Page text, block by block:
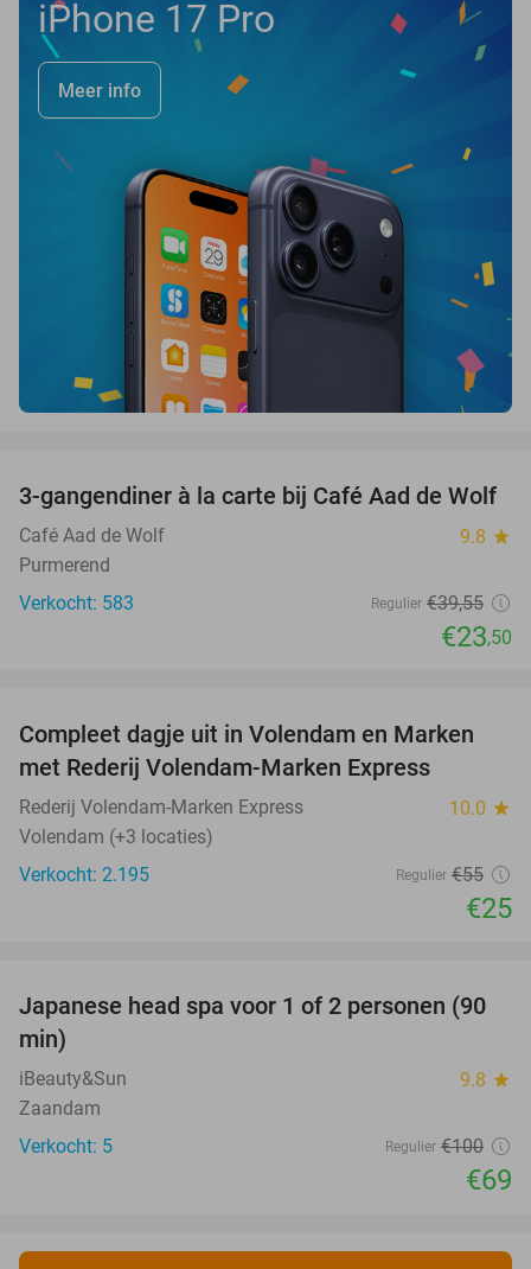
iPhone 17 Pro
Meer info
41%
3-gangendiner à la carte bij Café Aad de Wolf
Café Aad de Wolf 9.8 star
Purmerend
Verkocht: 583
Regulier €39,55
€23,50
55%
Compleet dagje uit in Volendam en Marken
met Rederij Volendam-Marken Express
Rederij Volendam-Marken Express 10.0 star
Volendam (+3 locaties)
Verkocht: 2.195
Regulier €55
€25
31%
Japanese head spa voor 1 of 2 personen (90
min)
iBeauty&Sun 9.8 star
Zaandam
Verkocht: 5
Regulier €100
€69